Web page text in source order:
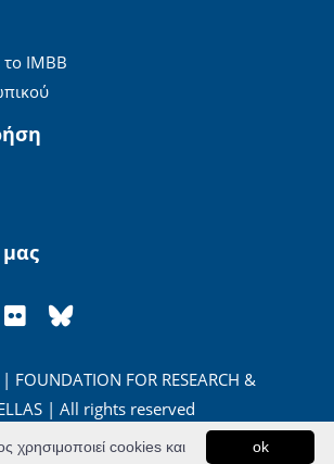
το ΙΜΒΒ
FOR RESEARCH &
| All rights reserved
Απορρήτου ok
χρησιμοποιεί cookies και